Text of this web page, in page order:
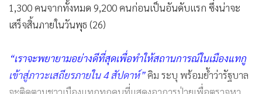
1,300 คนจากทั้งหมด 9,200 คนก่อนเป็นอันดับแรก ซึ่งน่าจะ
เสร็จสิ้นภายในวันพุธ (26)
“เราจะพยายามอย่างดีที่สุดเพื่อทำให้สถานการณ์ในเมืองแทกู
เข้าสู่ภาวะเสถียรภายใน 4 สัปดาห์”คิม ระบุ พร้อมย้ำว่ารัฐบาล